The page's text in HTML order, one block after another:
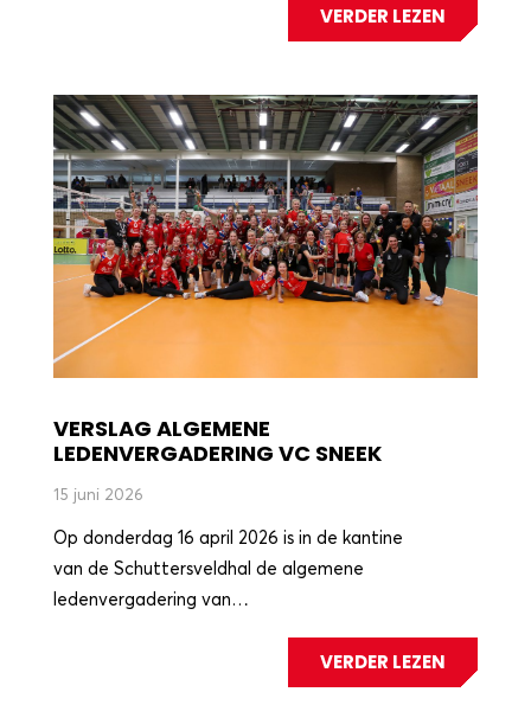
VERDER LEZEN
VERSLAG ALGEMENE
LEDENVERGADERING VC SNEEK
15 juni 2026
Op donderdag 16 april 2026 is in de kantine
van de Schuttersveldhal de algemene
ledenvergadering van…
VERDER LEZEN